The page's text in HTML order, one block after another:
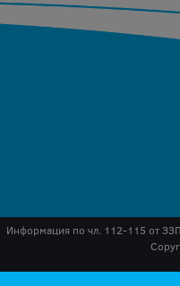
Инфopмaция пo чл. 112-115 oт ЗЗΠ